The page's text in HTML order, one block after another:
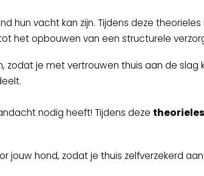
hun vacht kan zijn. Tijdens deze
het opbouwen van een structurele
je met vertrouwen thuis aan de slag
nodig heeft! Tijdens deze theorieles
hond, zodat je thuis zelfverzekerd